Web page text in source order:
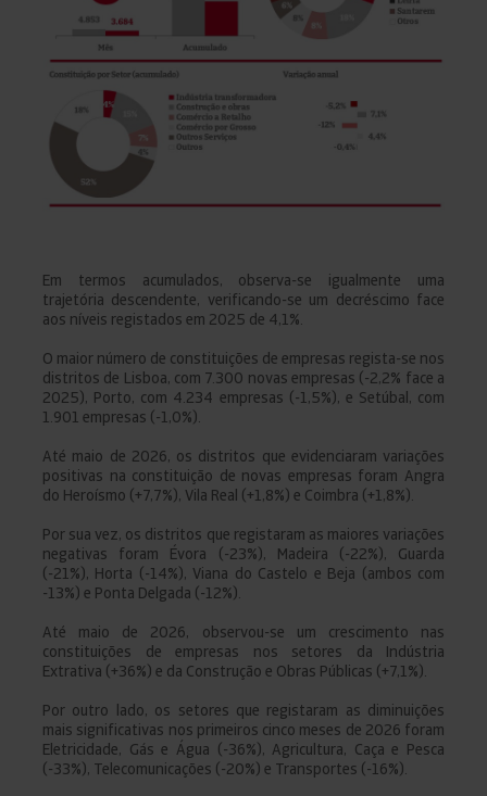
Em termos acumulados, observa-se igualmente uma
trajetória descendente, verificando-se um decréscimo face
aos níveis registados em 2025 de 4,1%.
O maior número de constituições de empresas regista-se nos
distritos de Lisboa, com 7.300 novas empresas (-2,2% face a
2025), Porto, com 4.234 empresas (-1,5%), e Setúbal, com
1.901 empresas (-1,0%).
Até maio de 2026, os distritos que evidenciaram variações
positivas na constituição de novas empresas foram Angra
do Heroísmo (+7,7%), Vila Real (+1,8%) e Coimbra (+1,8%).
Por sua vez, os distritos que registaram as maiores variações
negativas foram Évora (-23%), Madeira (-22%), Guarda
(-21%), Horta (-14%), Viana do Castelo e Beja (ambos com
-13%) e Ponta Delgada (-12%).
Até maio de 2026, observou-se um crescimento nas
constituições de empresas nos setores da Indústria
Extrativa (+36%) e da Construção e Obras Públicas (+7,1%).
Por outro lado, os setores que registaram as diminuições
mais significativas nos primeiros cinco meses de 2026 foram
Eletricidade, Gás e Água (-36%), Agricultura, Caça e Pesca
(-33%), Telecomunicações (-20%) e Transportes (-16%).